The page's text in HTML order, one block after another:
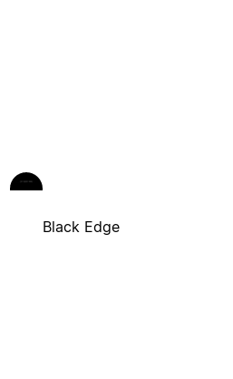
Black Edge